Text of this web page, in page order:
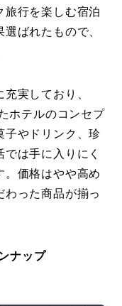
旅行を楽しむ宿泊
ばれたもので、
充実しており、
ホテルのコンセプ
子やドリンク、珍
は手に入りにく
。価格はやや高め
わった商品が揃っ
ナップ